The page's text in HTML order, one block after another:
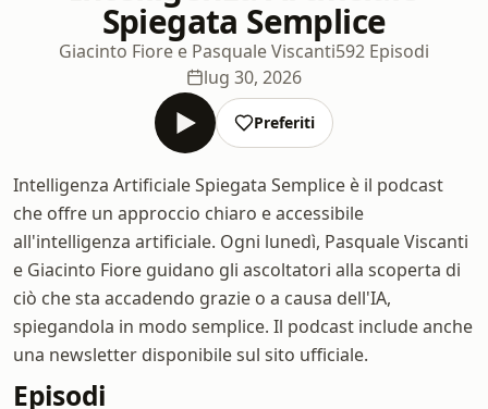
Spiegata Semplice
Giacinto Fiore e Pasquale Viscanti592 Episodi
lug 30, 2026
Preferiti
Intelligenza Artificiale Spiegata Semplice è il podcast
che offre un approccio chiaro e accessibile
all'intelligenza artificiale. Ogni lunedì, Pasquale Viscanti
e Giacinto Fiore guidano gli ascoltatori alla scoperta di
ciò che sta accadendo grazie o a causa dell'IA,
spiegandola in modo semplice. Il podcast include anche
una newsletter disponibile sul sito ufficiale.
Episodi